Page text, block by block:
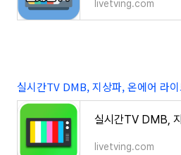
livetving.com
실시간TV DMB, 지상파, 온에어 라
livetving.com